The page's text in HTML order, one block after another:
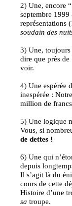
2) Une, encore
septembre
représentations
soudain des
3) Une, toujours
dire que près
voir.
4) Une espérée
inespérée :
million de
5) Une logique
Vous, si
de dettes !
6) Une qui
depuis
Il s’agit là du
cours de cette
Histoire d’une
sa troupe.